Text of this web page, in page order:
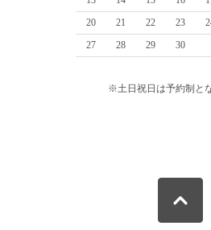
20
21 22 23
27
28 29 30
※土日祝日は予約制と